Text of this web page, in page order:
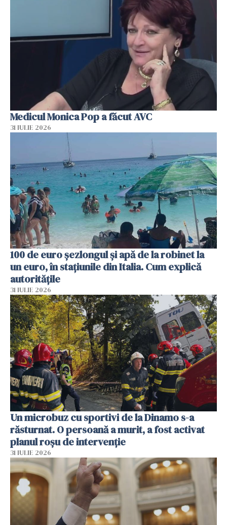
Medicul Monica Pop a făcut AVC
31 IULIE 2026
100 de euro șezlongul și apă de la robinet la
un euro, în stațiunile din Italia. Cum explică
autoritățile
31 IULIE 2026
Un microbuz cu sportivi de la Dinamo s-a
răsturnat. O persoană a murit, a fost activat
planul roșu de intervenție
31 IULIE 2026